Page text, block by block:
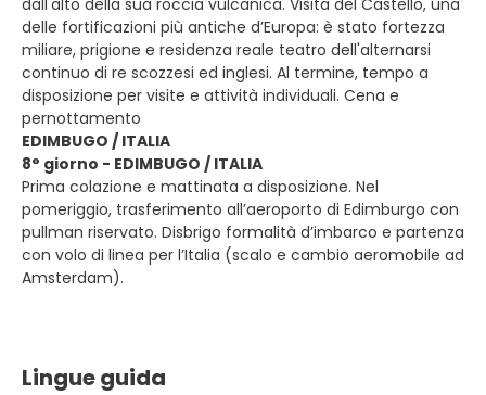
dall'alto della sua roccia vulcanica. Visita del Castello, una
delle fortificazioni più antiche d’Europa: è stato fortezza
miliare, prigione e residenza reale teatro dell'alternarsi
continuo di re scozzesi ed inglesi. Al termine, tempo a
disposizione per visite e attività individuali. Cena e
pernottamento
EDIMBUGO / ITALIA
8° giorno - EDIMBUGO / ITALIA
Prima colazione e mattinata a disposizione. Nel
pomeriggio, trasferimento all’aeroporto di Edimburgo con
pullman riservato. Disbrigo formalità d’imbarco e partenza
con volo di linea per l’Italia (scalo e cambio aeromobile ad
Amsterdam).
Lingue guida